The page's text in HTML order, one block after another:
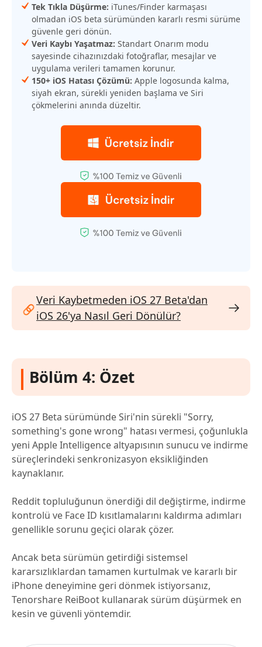
Tek Tıkla Düşürme: iTunes/Finder karmaşası
olmadan iOS beta sürümünden kararlı resmi sürüme
güvenle geri dönün.
Veri Kaybı Yaşatmaz: Standart Onarım modu
sayesinde cihazınızdaki fotoğraflar, mesajlar ve
uygulama verileri tamamen korunur.
150+ iOS Hatası Çözümü: Apple logosunda kalma,
siyah ekran, sürekli yeniden başlama ve Siri
çökmelerini anında düzeltir.
Veri Kaybetmeden iOS 27 Beta'dan
iOS 26'ya Nasıl Geri Dönülür?
Bölüm 4: Özet
iOS 27 Beta sürümünde Siri'nin sürekli "Sorry,
something's gone wrong" hatası vermesi, çoğunlukla
yeni Apple Intelligence altyapısının sunucu ve indirme
süreçlerindeki senkronizasyon eksikliğinden
kaynaklanır.
Reddit topluluğunun önerdiği dil değiştirme, indirme
kontrolü ve Face ID kısıtlamalarını kaldırma adımları
genellikle sorunu geçici olarak çözer.
Ancak beta sürümün getirdiği sistemsel
kararsızlıklardan tamamen kurtulmak ve kararlı bir
iPhone deneyimine geri dönmek istiyorsanız,
Tenorshare ReiBoot kullanarak sürüm düşürmek en
kesin ve güvenli yöntemdir.